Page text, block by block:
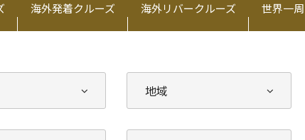
海外発着クルーズ 海外リバークルーズ 世界一